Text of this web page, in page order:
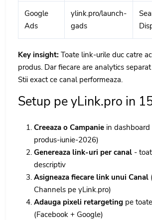
Google
Ads
ylink.pro/launch-
gads
Key insight: Toate link-urile duc catre
produs. Dar fiecare are analytics
Stii exact ce canal performeaza.
Setup pe yLink.pro in
Creeaza o Campanie in
produs-iunie-2026)
Genereaza link-uri per canal -
descriptiv
Asigneaza fiecare link unui Canal
Channels pe yLink.pro)
Adauga pixeli retargeting pe
(Facebook + Google)